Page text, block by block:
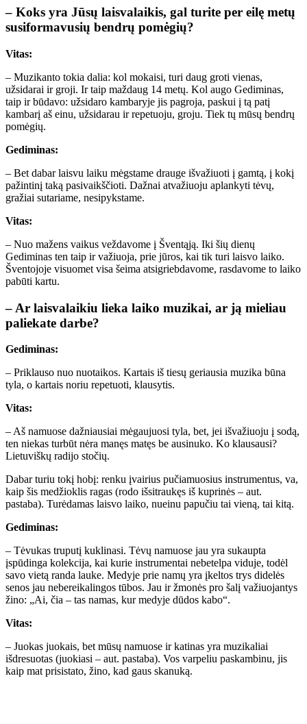
– Koks yra Jūsų laisvalaikis, gal turite per eilę metų
susiformavusių bendrų pomėgių?
Vitas:
– Muzikanto tokia dalia: kol mokaisi, turi daug groti vienas,
užsidarai ir groji. Ir taip maždaug 14 metų. Kol augo Gediminas,
taip ir būdavo: užsidaro kambaryje jis pagroja, paskui į tą patį
kambarį aš einu, užsidarau ir repetuoju, groju. Tiek tų mūsų bendrų
pomėgių.
Gediminas:
– Bet dabar laisvu laiku mėgstame drauge išvažiuoti į gamtą, į kokį
pažintinį taką pasivaikščioti. Dažnai atvažiuoju aplankyti tėvų,
gražiai sutariame, nesipykstame.
Vitas:
– Nuo mažens vaikus veždavome į Šventąją. Iki šių dienų
Gediminas ten taip ir važiuoja, prie jūros, kai tik turi laisvo laiko.
Šventojoje visuomet visa šeima atsigriebdavome, rasdavome to laiko
pabūti kartu.
– Ar laisvalaikiu lieka laiko muzikai, ar ją mieliau
paliekate darbe?
Gediminas:
– Priklauso nuo nuotaikos. Kartais iš tiesų geriausia muzika būna
tyla, o kartais noriu repetuoti, klausytis.
Vitas:
– Aš namuose dažniausiai mėgaujuosi tyla, bet, jei išvažiuoju į sodą,
ten niekas turbūt nėra manęs matęs be ausinuko. Ko klausausi?
Lietuviškų radijo stočių.
Dabar turiu tokį hobį: renku įvairius pučiamuosius instrumentus, va,
kaip šis medžioklis ragas (rodo išsitraukęs iš kuprinės – aut.
pastaba). Turėdamas laisvo laiko, nueinu papučiu tai vieną, tai kitą.
Gediminas:
– Tėvukas truputį kuklinasi. Tėvų namuose jau yra sukaupta
įspūdinga kolekcija, kai kurie instrumentai nebetelpa viduje, todėl
savo vietą randa lauke. Medyje prie namų yra įkeltos trys didelės
senos jau nebereikalingos tūbos. Jau ir žmonės pro šalį važiuojantys
žino: „Ai, čia – tas namas, kur medyje dūdos kabo“.
Vitas:
– Juokas juokais, bet mūsų namuose ir katinas yra muzikaliai
išdresuotas (juokiasi – aut. pastaba). Vos varpeliu paskambinu, jis
kaip mat prisistato, žino, kad gaus skanuką.